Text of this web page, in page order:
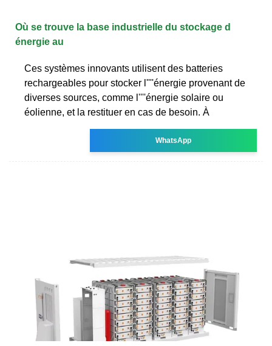
Où se trouve la base industrielle du stockage d
énergie au
Ces systèmes innovants utilisent des batteries
rechargeables pour stocker l''''énergie provenant de
diverses sources, comme l''''énergie solaire ou
éolienne, et la restituer en cas de besoin. À
WhatsApp